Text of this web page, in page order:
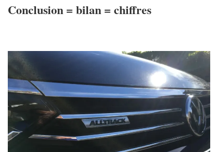
Conclusion = bilan = chiffres